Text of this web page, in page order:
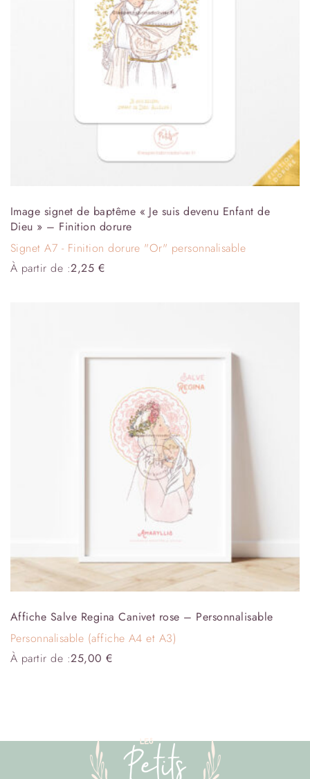
Image signet de baptême « Je suis devenu Enfant de
Dieu » – Finition dorure
Signet A7 - Finition dorure "Or" personnalisable
À partir de :2,25 €
Affiche Salve Regina Canivet rose – Personnalisable
Personnalisable (affiche A4 et A3)
À partir de :25,00€